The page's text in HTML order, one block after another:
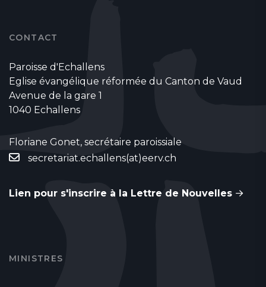
CONTACT
Paroisse d'Echallens
Eglise évangélique réformée du Canton de Vaud
Avenue de la gare 1
1040 Echallens
Floriane Gonet, secrétaire paroissiale
secretariat.echallens(at)eerv.ch
Lien pour s'inscrire à la Lettre de Nouvelles
MINISTRES